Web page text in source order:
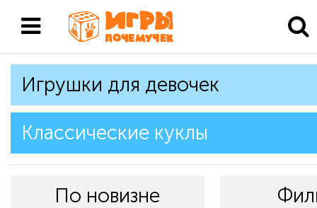
Игрушки для девочек
Классические куклы
По новизне